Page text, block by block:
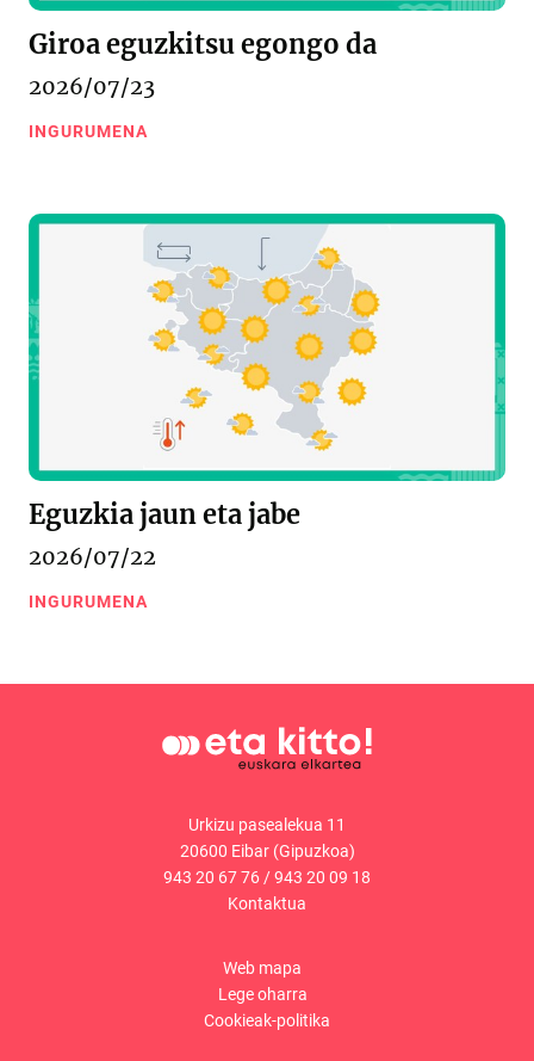
Giroa eguzkitsu egongo da
2026/07/23
INGURUMENA
Eguzkia jaun eta jabe
2026/07/22
INGURUMENA
Urkizu pasealekua 11
20600 Eibar (Gipuzkoa)
943 20 67 76 /943 20 09 18
Kontaktua
Web mapa
Lege oharra
Cookieak-politika